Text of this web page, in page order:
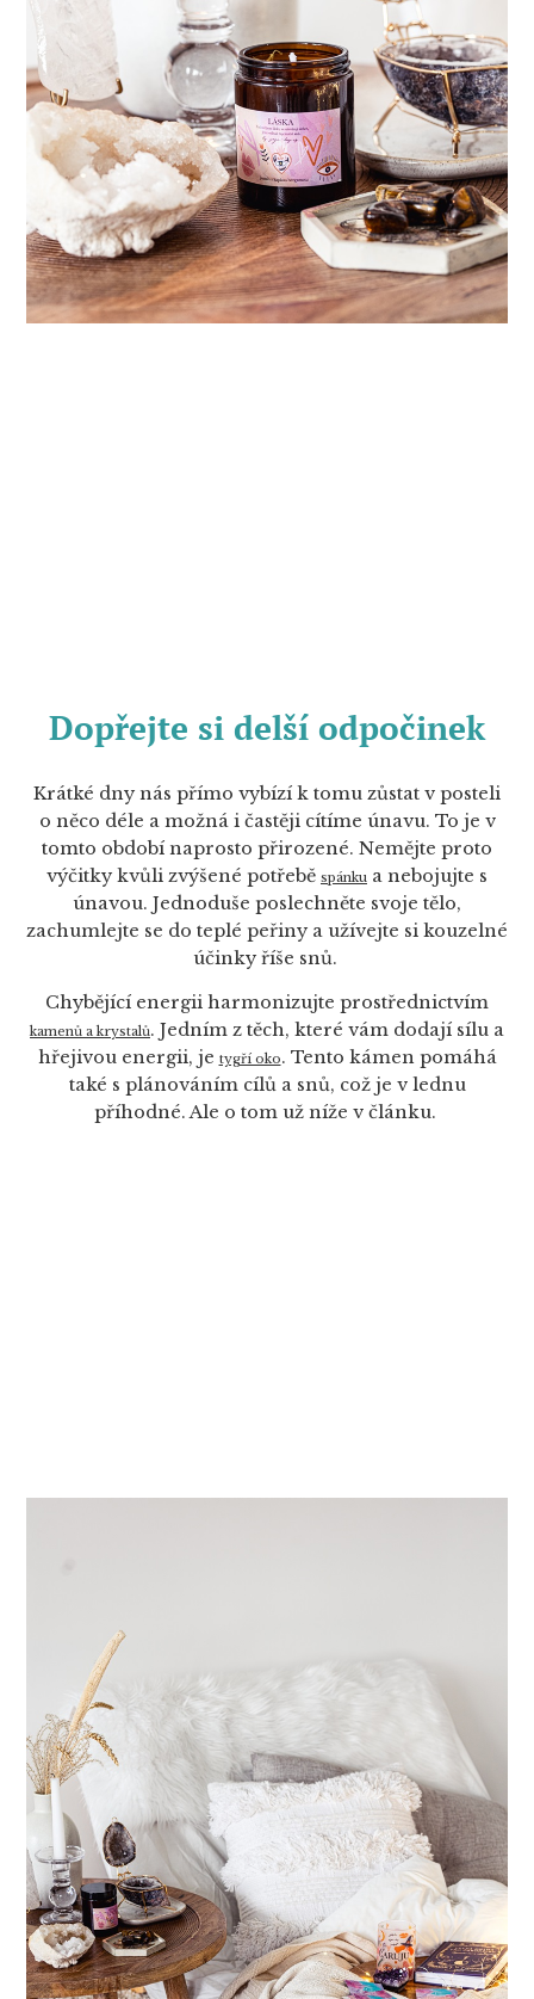
Dopřejte si delší odpočinek
Krátké dny nás přímo vybízí k tomu zůstat v posteli
o něco déle a možná i častěji cítíme únavu. To je v
tomto období naprosto přirozené. Nemějte proto
výčitky kvůli zvýšené potřebě spánku a nebojujte s
únavou. Jednoduše poslechněte svoje tělo,
zachumlejte se do teplé peřiny a užívejte si kouzelné
účinky říše snů.
Chybějící energii harmonizujte prostřednictvím
kamenů a krystalů. Jedním z těch, které vám dodají sílu a
hřejivou energii, je tygří oko. Tento kámen pomáhá
také s plánováním cílů a snů, což je v lednu
příhodné. Ale o tom už níže v článku.